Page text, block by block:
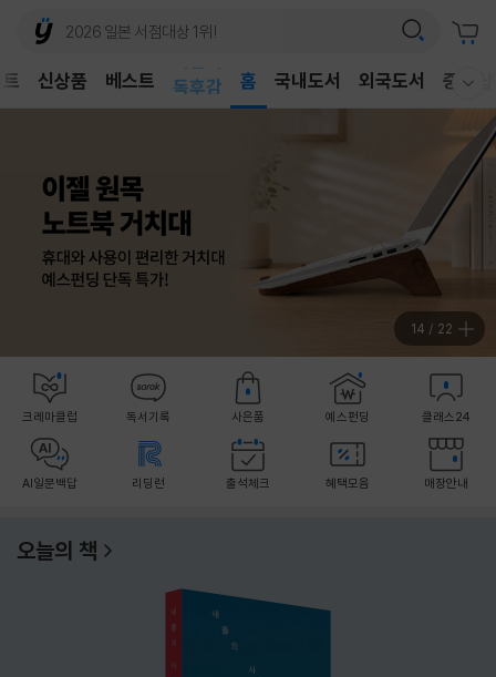
신상품 베스트
독후감
어린이
홈 국내도서 외국도서 중고샵
14 / 22
크레마클럽 독서기록 사은품 예스펀딩 클래스24
AI일문백답 리딩런 출석체크 혜택모음 매장안내
오늘의 책